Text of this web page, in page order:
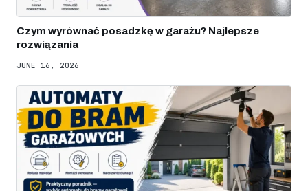
Czym wyrównać posadzkę w garażu? Najlepsze
rozwiązania
JUNE 16, 2026